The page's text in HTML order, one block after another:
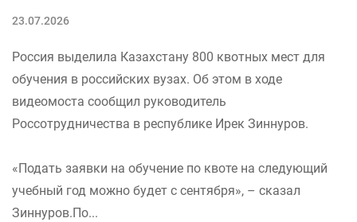
23.07.2026
Россия выделила Казахстану 800 квотных мест для
обучения в российских вузах. Об этом в ходе
видеомоста сообщил руководитель
Россотрудничества в республике Ирек Зиннуров.
«Подать заявки на обучение по квоте на следующий
учебный год можно будет с сентября», – сказал
Зиннуров.По...